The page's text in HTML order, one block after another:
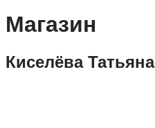
Магазин
Киселёва Татьяна